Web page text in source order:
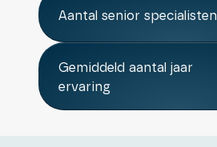
Aantal senior specialisten
Gemiddeld aantal jaar
ervaring